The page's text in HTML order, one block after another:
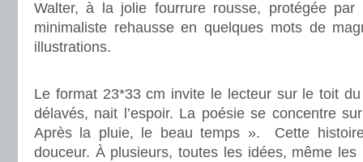
Walter, à la jolie fourrure rousse, protégée
minimaliste rehausse en quelques mots de
illustrations.
Le format 23*33 cm invite le lecteur sur le toit
délavés, nait l’espoir. La poésie se concentre
Après la pluie, le beau temps ». Cette
douceur. À plusieurs, toutes les idées, même